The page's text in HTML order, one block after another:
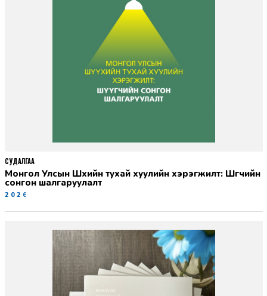
Монгол Улсын Шүүхийн тухай хуулийн хэрэгжилт: Шүүгчийн
сонгон шалгаруулалт
2026-06-19
СУДАЛГАА